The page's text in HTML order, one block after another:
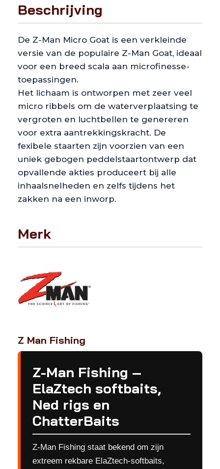
Beschrijving
De Z-Man Micro Goat is een verkleinde
versie van de populaire Z-Man Goat, ideaal
voor een breed scala aan microfinesse-
toepassingen.
Het lichaam is ontworpen met zeer veel
micro ribbels om de waterverplaatsing te
vergroten en luchtbellen te genereren
voor extra aantrekkingskracht. De
fexibele staarten zijn voorzien van een
uniek gebogen peddelstaartontwerp dat
opvallende akties produceert bij alle
inhaalsnelheden en zelfs tijdens het
zakken na een inworp.
Merk
Z Man Fishing
Z-Man Fishing –
ElaZtech softbaits,
Ned rigs en
ChatterBaits
Z-Man Fishing staat bekend om zijn
extreem rekbare ElaZtech-softbaits,